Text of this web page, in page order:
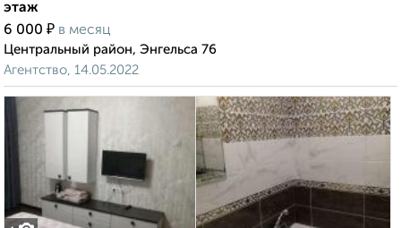
этаж
6 000 ₽ в месяц
Центральный район, Энгельса 76
Агентство, 14.05.2022